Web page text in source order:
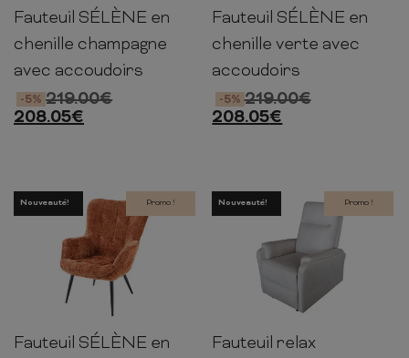
98cm 73cm 80cm
Fauteuil SÉLÈNE en
chenille champagne
avec accoudoirs
219.00€
-5%
208.05€
98cm 73cm 80cm
Fauteuil SÉLÈNE en
chenille verte avec
accoudoirs
219.00€
-5%
208.05€
Nouveauté! Promo !
98cm 73cm 80cm
Fauteuil SÉLÈNE en
Nouveauté! Promo !
100cm 75cm
Fauteuil relax